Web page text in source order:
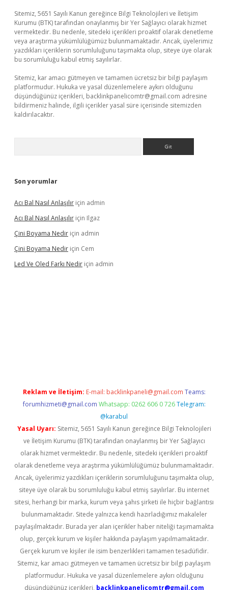
Sitemiz, 5651 Sayılı Kanun gereğince Bilgi Teknolojileri ve İletişim
Kurumu (BTK) tarafından onaylanmış bir Yer Sağlayıcı olarak hizmet
vermektedir. Bu nedenle, sitedeki içerikleri proaktif olarak denetleme
veya araştırma yükümlülüğümüz bulunmamaktadır. Ancak, üyelerimiz
yazdıkları içeriklerin sorumluluğunu taşımakta olup, siteye üye olarak
bu sorumluluğu kabul etmiş sayılırlar.
Sitemiz, kar amacı gütmeyen ve tamamen ücretsiz bir bilgi paylaşım
platformudur. Hukuka ve yasal düzenlemelere aykırı olduğunu
düşündüğünüz içerikleri, backlinkpanelicomtr@gmail.com adresine
bildirmeniz halinde, ilgili içerikler yasal süre içerisinde sitemizden
kaldırılacaktır.
Son yorumlar
Acı Bal Nasıl Anlaşılır için admin
Acı Bal Nasıl Anlaşılır için Ilgaz
Çini Boyama Nedir için admin
Çini Boyama Nedir için Cem
Led Ve Oled Farkı Nedir için admin
Reklam ve İletişim: E-mail: backlinkpaneli@gmail.com Teams:
forumhizmeti@gmail.com Whatsapp: 0262 606 0 726 Telegram:
@karabul
Yasal Uyarı: Sitemiz, 5651 Sayılı Kanun gereğince Bilgi Teknolojileri
ve İletişim Kurumu (BTK) tarafından onaylanmış bir Yer Sağlayıcı
olarak hizmet vermektedir. Bu nedenle, sitedeki içerikleri proaktif
olarak denetleme veya araştırma yükümlülüğümüz bulunmamaktadır.
Ancak, üyelerimiz yazdıkları içeriklerin sorumluluğunu taşımakta olup,
siteye üye olarak bu sorumluluğu kabul etmiş sayılırlar. Bu internet
sitesi, herhangi bir marka, kurum veya şahıs şirketi ile hiçbir bağlantısı
bulunmamaktadır. Sitede yalnızca kendi hazırladığımız makaleler
paylaşılmaktadır. Burada yer alan içerikler haber niteliği taşımamakta
olup, gerçek kurum ve kişiler hakkında paylaşım yapılmamaktadır.
Gerçek kurum ve kişiler ile isim benzerlikleri tamamen tesadüfidir.
Sitemiz, kar amacı gütmeyen ve tamamen ücretsiz bir bilgi paylaşım
platformudur. Hukuka ve yasal düzenlemelere aykırı olduğunu
düşündüğünüz içerikleri, backlinkpanelicomtr@gmail.com